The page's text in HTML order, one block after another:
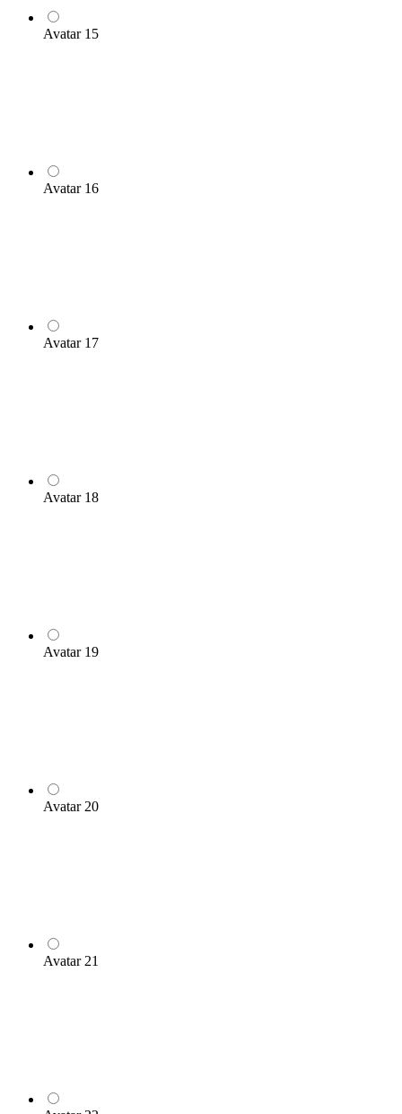
Avatar 15
Avatar 16
Avatar 17
Avatar 18
Avatar 19
Avatar 20
Avatar 21